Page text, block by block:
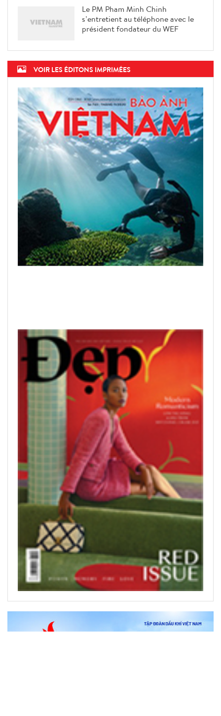
Le PM Pham Minh Chinh
s’entretient au téléphone avec le
président fondateur du WEF
VOIR LES ÉDITONS IMPRIMÉES